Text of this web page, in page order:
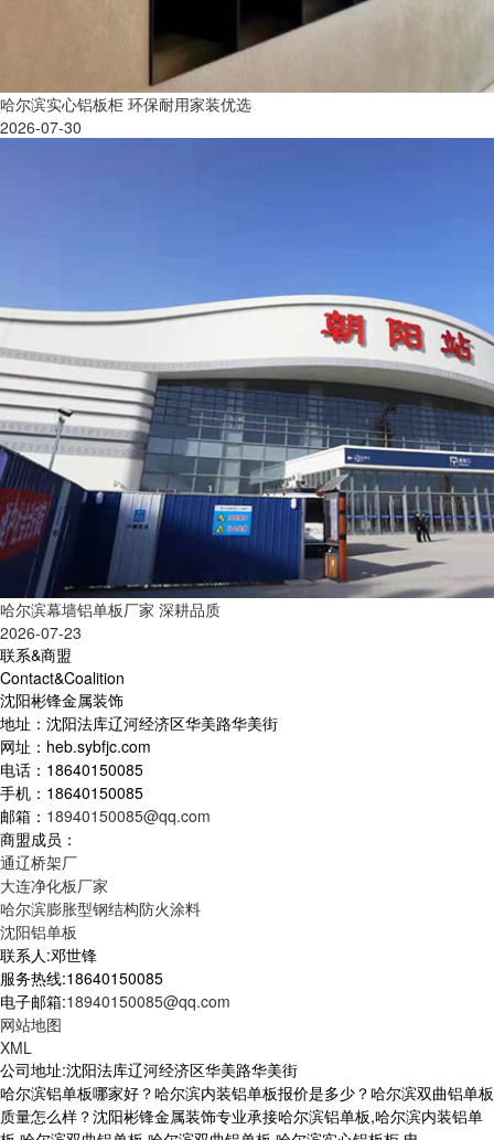
哈尔滨实心铝板柜 环保耐用家装优选
2026-07-30
哈尔滨幕墙铝单板厂家 深耕品质
2026-07-23
联系&商盟
Contact&Coalition
沈阳彬锋金属装饰
地址：沈阳法库辽河经济区华美路华美街
网址：heb.sybfjc.com
电话：18640150085
手机：18640150085
邮箱： 18940150085@qq.com
商盟成员：
通辽桥架厂
大连净化板厂家
哈尔滨膨胀型钢结构防火涂料
沈阳铝单板
联系人:邓世锋
服务热线:18640150085
电子邮箱:18940150085@qq.com
网站地图
XML
公司地址:沈阳法库辽河经济区华美路华美街
哈尔滨铝单板哪家好？哈尔滨内装铝单板报价是多少？哈尔滨双曲铝单板
质量怎么样？沈阳彬锋金属装饰专业承接哈尔滨铝单板,哈尔滨内装铝单